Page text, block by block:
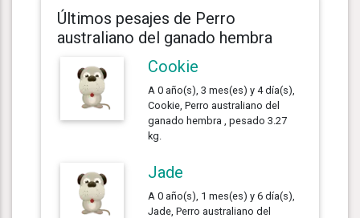
Últimos pesajes de Perro
australiano del ganado hembra
Cookie
A 0 año(s), 3 mes(es) y 4 día(s),
Cookie, Perro australiano del
ganado hembra , pesado 3.27
kg.
Jade
A 0 año(s), 1 mes(es) y 6 día(s),
Jade, Perro australiano del